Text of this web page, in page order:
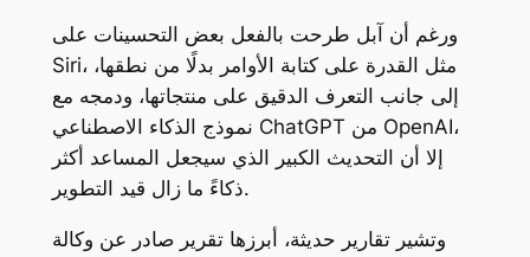
ورغم أن آبل طرحت بالفعل بعض التحسينات على
Siri، مثل القدرة على كتابة الأوامر بدلًا من نطقها،
إلى جانب التعرف الدقيق على منتجاتها، ودمجه مع
ChatGPT OpenAI،
إلا أن التحديث الكبير الذي سيجعل المساعد أكثر
ذكاءً ما زال قيد التطوير.
وتشير تقارير حديثة، أبرزها تقرير صادر عن وكالة